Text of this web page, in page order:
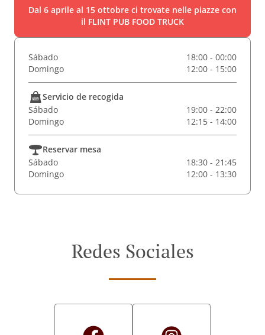
Dal 6 aprile al 15 ottobre ci trovate nelle piazze con
il FLINT PUB FOOD TRUCK
Sábado
18:00 - 00:00
Domingo
12:00 - 15:00
Servicio de recogida
Sábado
19:00 - 22:00
Domingo
12:15 - 14:00
Reservar mesa
Sábado
18:30 - 21:45
Domingo
12:00 - 13:30
Redes Sociales